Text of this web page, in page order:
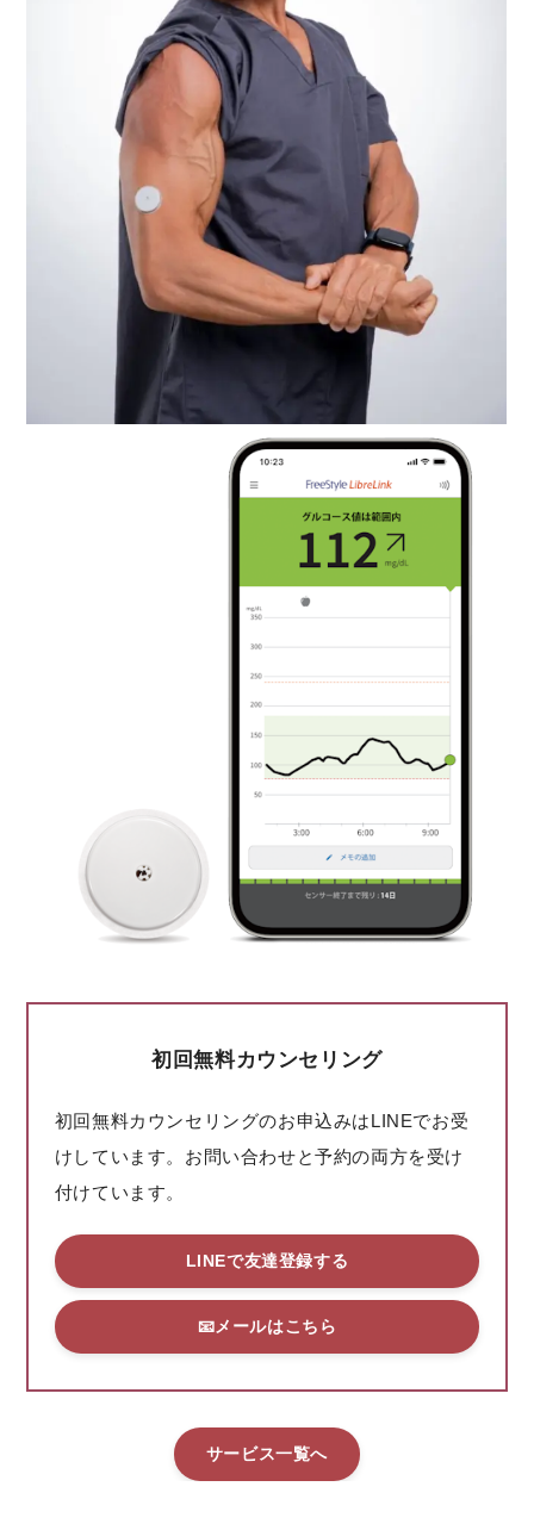
初回無料カウンセリング
初回無料カウンセリングのお申込みはLINEでお受
けしています。お問い合わせと予約の両方を受け
付けています。
LINEで友達登録する
📧メールはこちら
サービス一覧へ